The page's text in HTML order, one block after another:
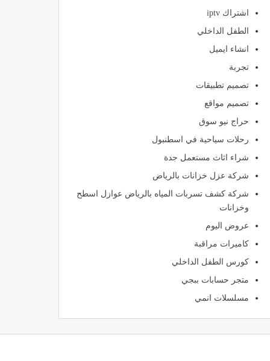
اشتراك iptv
الطفل الداخلي
انشاء ايميل
تجربة
تصميم تطبيقات
تصميم مواقع
حراج نيو سوق
رحلات سياحية في اسطنبول
شراء اثاث مستعمل جدة
شركة عزل خزانات بالرياض
شركة كشف تسربات المياه بالرياض عوازل اسطح
وخزانات
عروض اليوم
كاميرات مراقبة
كورس الطفل الداخلي
متجر حسابات ببجي
مسلسلات انمي